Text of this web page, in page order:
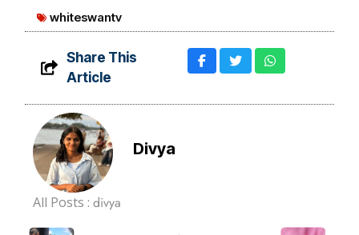
whiteswantv
Share This
Article
Divya
All Posts :divya